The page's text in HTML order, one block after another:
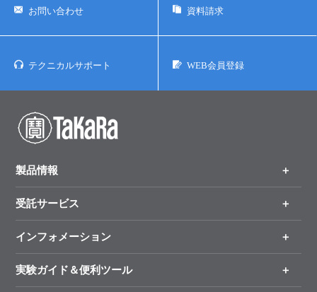
お問い合わせ 資料請求
テクニカルサポート WEB会員登録
製品情報
製品一覧
手法から製品を探す
新製品情報
受託サービス
オンライン注文
インフォメーション
キャンペーン
実験ガイド＆便利ツール